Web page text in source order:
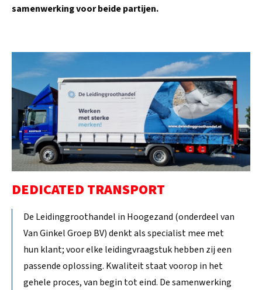
samenwerking voor beide partijen.
DEDICATED TRANSPORT
De Leidinggroothandel in Hoogezand (onderdeel van
Van Ginkel Groep BV) denkt als specialist mee met
hun klant; voor elke leidingvraagstuk hebben zij een
passende oplossing. Kwaliteit staat voorop in het
gehele proces, van begin tot eind. De samenwerking